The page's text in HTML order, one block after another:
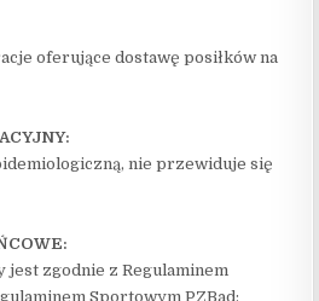
oferujące dostawę posiłków na
nie przewiduje się
zgodnie z Regulaminem
Sportowym PZBad;